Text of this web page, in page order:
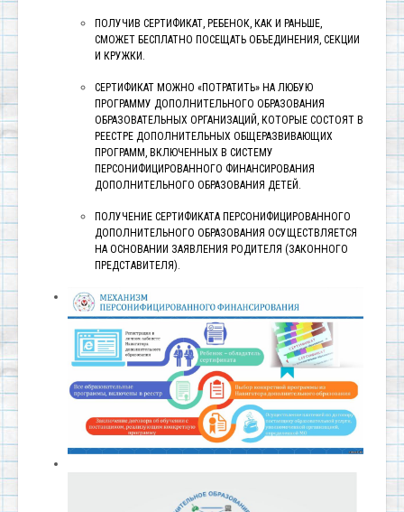
ПОЛУЧИВ СЕРТИФИКАТ, РЕБЕНОК, КАК И РАНЬШЕ,
СМОЖЕТ БЕСПЛАТНО ПОСЕЩАТЬ ОБЪЕДИНЕНИЯ, СЕКЦИИ
И КРУЖКИ.
СЕРТИФИКАТ МОЖНО «ПОТРАТИТЬ» НА ЛЮБУЮ
ПРОГРАММУ ДОПОЛНИТЕЛЬНОГО ОБРАЗОВАНИЯ
ОБРАЗОВАТЕЛЬНЫХ ОРГАНИЗАЦИЙ, КОТОРЫЕ СОСТОЯТ В
РЕЕСТРЕ ДОПОЛНИТЕЛЬНЫХ ОБЩЕРАЗВИВАЮЩИХ
ПРОГРАММ, ВКЛЮЧЕННЫХ В СИСТЕМУ
ПЕРСОНИФИЦИРОВАННОГО ФИНАНСИРОВАНИЯ
ДОПОЛНИТЕЛЬНОГО ОБРАЗОВАНИЯ ДЕТЕЙ.
ПОЛУЧЕНИЕ СЕРТИФИКАТА ПЕРСОНИФИЦИРОВАННОГО
ДОПОЛНИТЕЛЬНОГО ОБРАЗОВАНИЯ ОСУЩЕСТВЛЯЕТСЯ
НА ОСНОВАНИИ ЗАЯВЛЕНИЯ РОДИТЕЛЯ (ЗАКОННОГО
ПРЕДСТАВИТЕЛЯ).